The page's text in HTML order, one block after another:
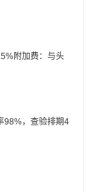
附加费：与头
98%，查验排期4